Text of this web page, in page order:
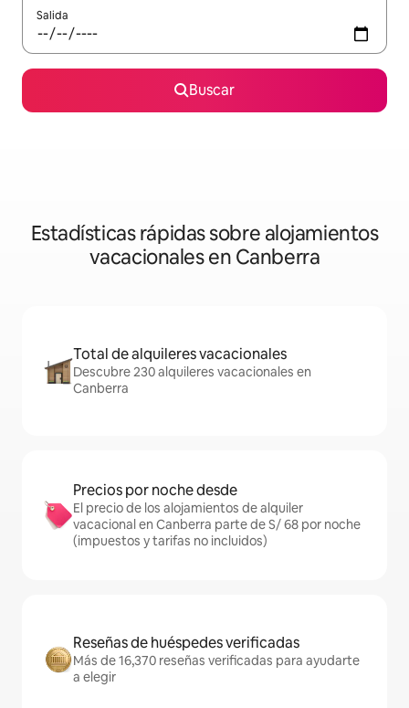
Salida
Buscar
Estadísticas rápidas sobre alojamientos
vacacionales en Canberra
Total de alquileres vacacionales
Descubre 230 alquileres vacacionales en
Canberra
Precios por noche desde
El precio de los alojamientos de alquiler
vacacional en Canberra parte de S/ 68 por noche
(impuestos y tarifas no incluidos)
Reseñas de huéspedes verificadas
Más de 16,370 reseñas verificadas para ayudarte
a elegir